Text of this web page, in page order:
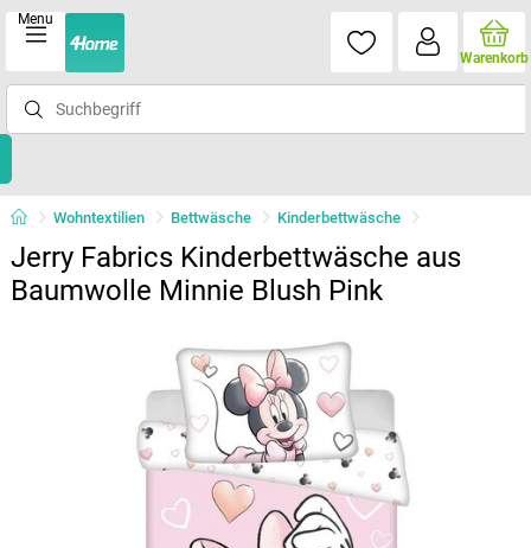
Menu
Warenkorb
Wohntextilien Bettwäsche Kinderbettwäsche
Jerry Fabrics Kinderbettwäsche aus
Baumwolle Minnie Blush Pink